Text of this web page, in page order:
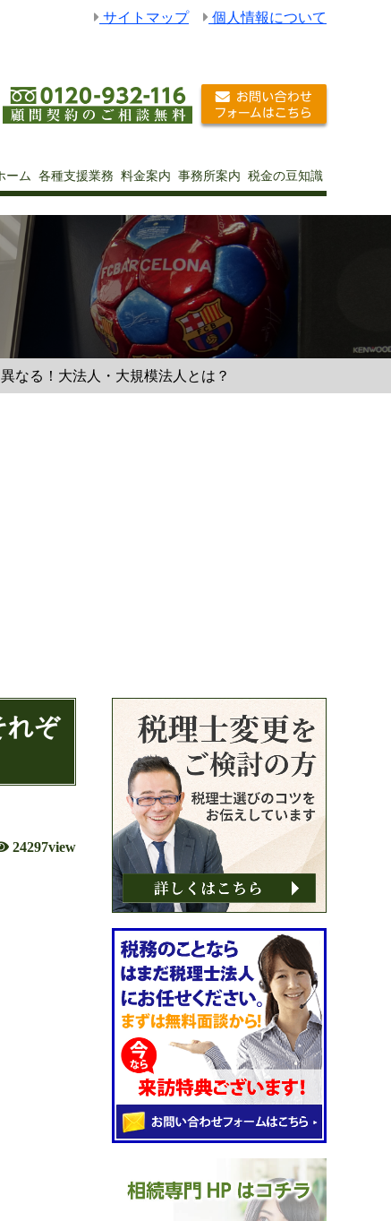
サイトマップ 個人情報について
ーム 各種支援業務 料金案内 事務所案内 税金の豆知識
なる！大法人・大規模法人とは？
れぞ
24297view